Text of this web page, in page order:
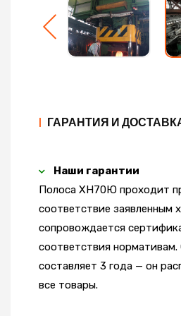
| ГАРАНТИЯ И
Наши гарантии
Полоса ХН70Ю проходит
соответствие заявленным
сопровождается
соответствия нормативам.
составляет 3 года — он
все товары.